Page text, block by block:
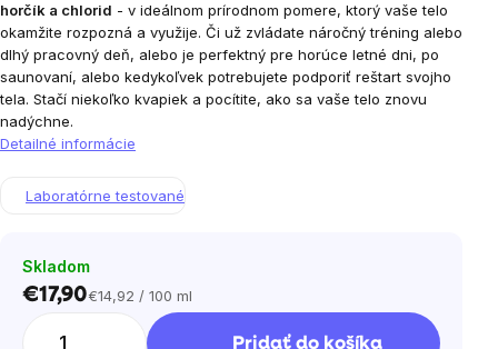
horčík a chlorid - v ideálnom prírodnom pomere, ktorý vaše telo
okamžite rozpozná a využije. Či už zvládate náročný tréning alebo
dlhý pracovný deň, alebo je perfektný pre horúce letné dni, po
saunovaní, alebo kedykoľvek potrebujete podporiť reštart svojho
tela. Stačí niekoľko kvapiek a pocítite, ako sa vaše telo znovu
nadýchne.
Detailné informácie
Laboratórne testované
Skladom
€17,90Jednotková
€14,92 / 100 ml
Pridať do košíka